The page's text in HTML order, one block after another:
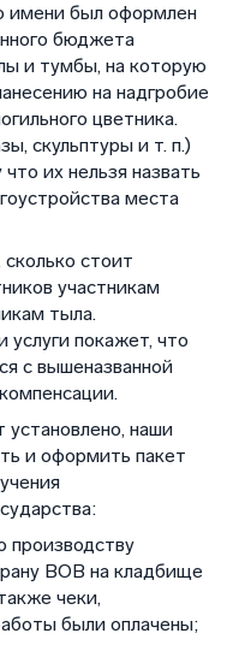
имени был оформлен
бюджета
и тумбы, на которую
на надгробие
цветника.
скульптуры и т. п.)
их нельзя назвать
места
стоит
участникам
тыла.
покажет, что
с вышеназванной
установлено, наши
и оформить пакет
производству
ВОВ на кладбище
чеки,
были оплачены;